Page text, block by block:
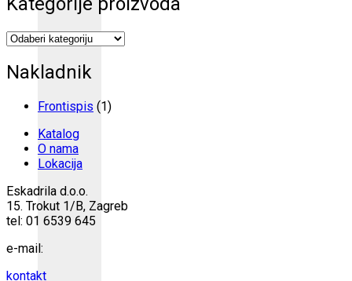
Nakladnik
Frontispis (1)
Katalog
O nama
Lokacija
Eskadrila d.o.o.
15. Trokut 1/B, Zagreb
tel: 01 6539 645
e-mail:
kontakt